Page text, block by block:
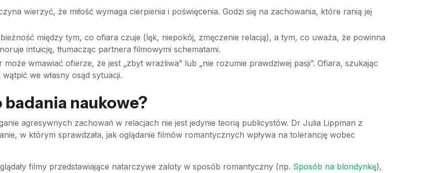
wierzyć, że miłość wymaga cierpienia i poświęcenia. Godzi się na zachowania, które ranią jej
między tym, co ofiara czuje (lęk, niepokój, zmęczenie relacją), a tym, co uważa, że powinna
intuicję, tłumacząc partnera filmowymi schematami.
może wmawiać ofierze, że jest „zbyt wrażliwa” lub „nie rozumie prawdziwej pasji”. Ofiara, szukając
we własny osąd sytuacji.
naukowe?
agresywnych zachowań w relacjach nie jest jedynie teorią publicystów. Dr Julia Lippman z
w którym sprawdzała, jak oglądanie filmów romantycznych wpływa na tolerancję wobec
filmy przedstawiające natarczywe zaloty w sposób romantyczny (np. Sposób na blondynkę),